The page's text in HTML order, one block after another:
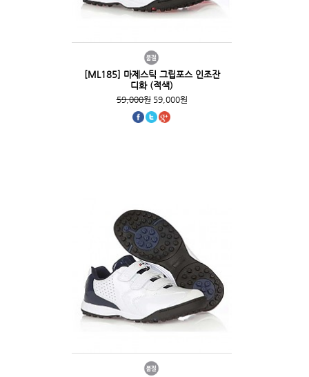
[ML185] 마제스틱 그립포스 인조잔
디화 (적색)
59,000원59,000원